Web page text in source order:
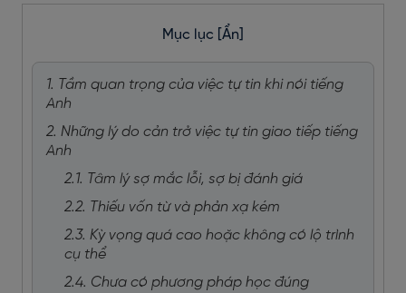
Mục lục [Ẩn]
1. Tầm quan trọng của việc tự tin khi nói tiếng
Anh
2. Những lý do cản trở việc tự tin giao tiếp tiếng
Anh
2.1. Tâm lý sợ mắc lỗi, sợ bị đánh giá
2.2. Thiếu vốn từ và phản xạ kém
2.3. Kỳ vọng quá cao hoặc không có lộ trình
cụ thể
2.4. Chưa có phương pháp học đúng